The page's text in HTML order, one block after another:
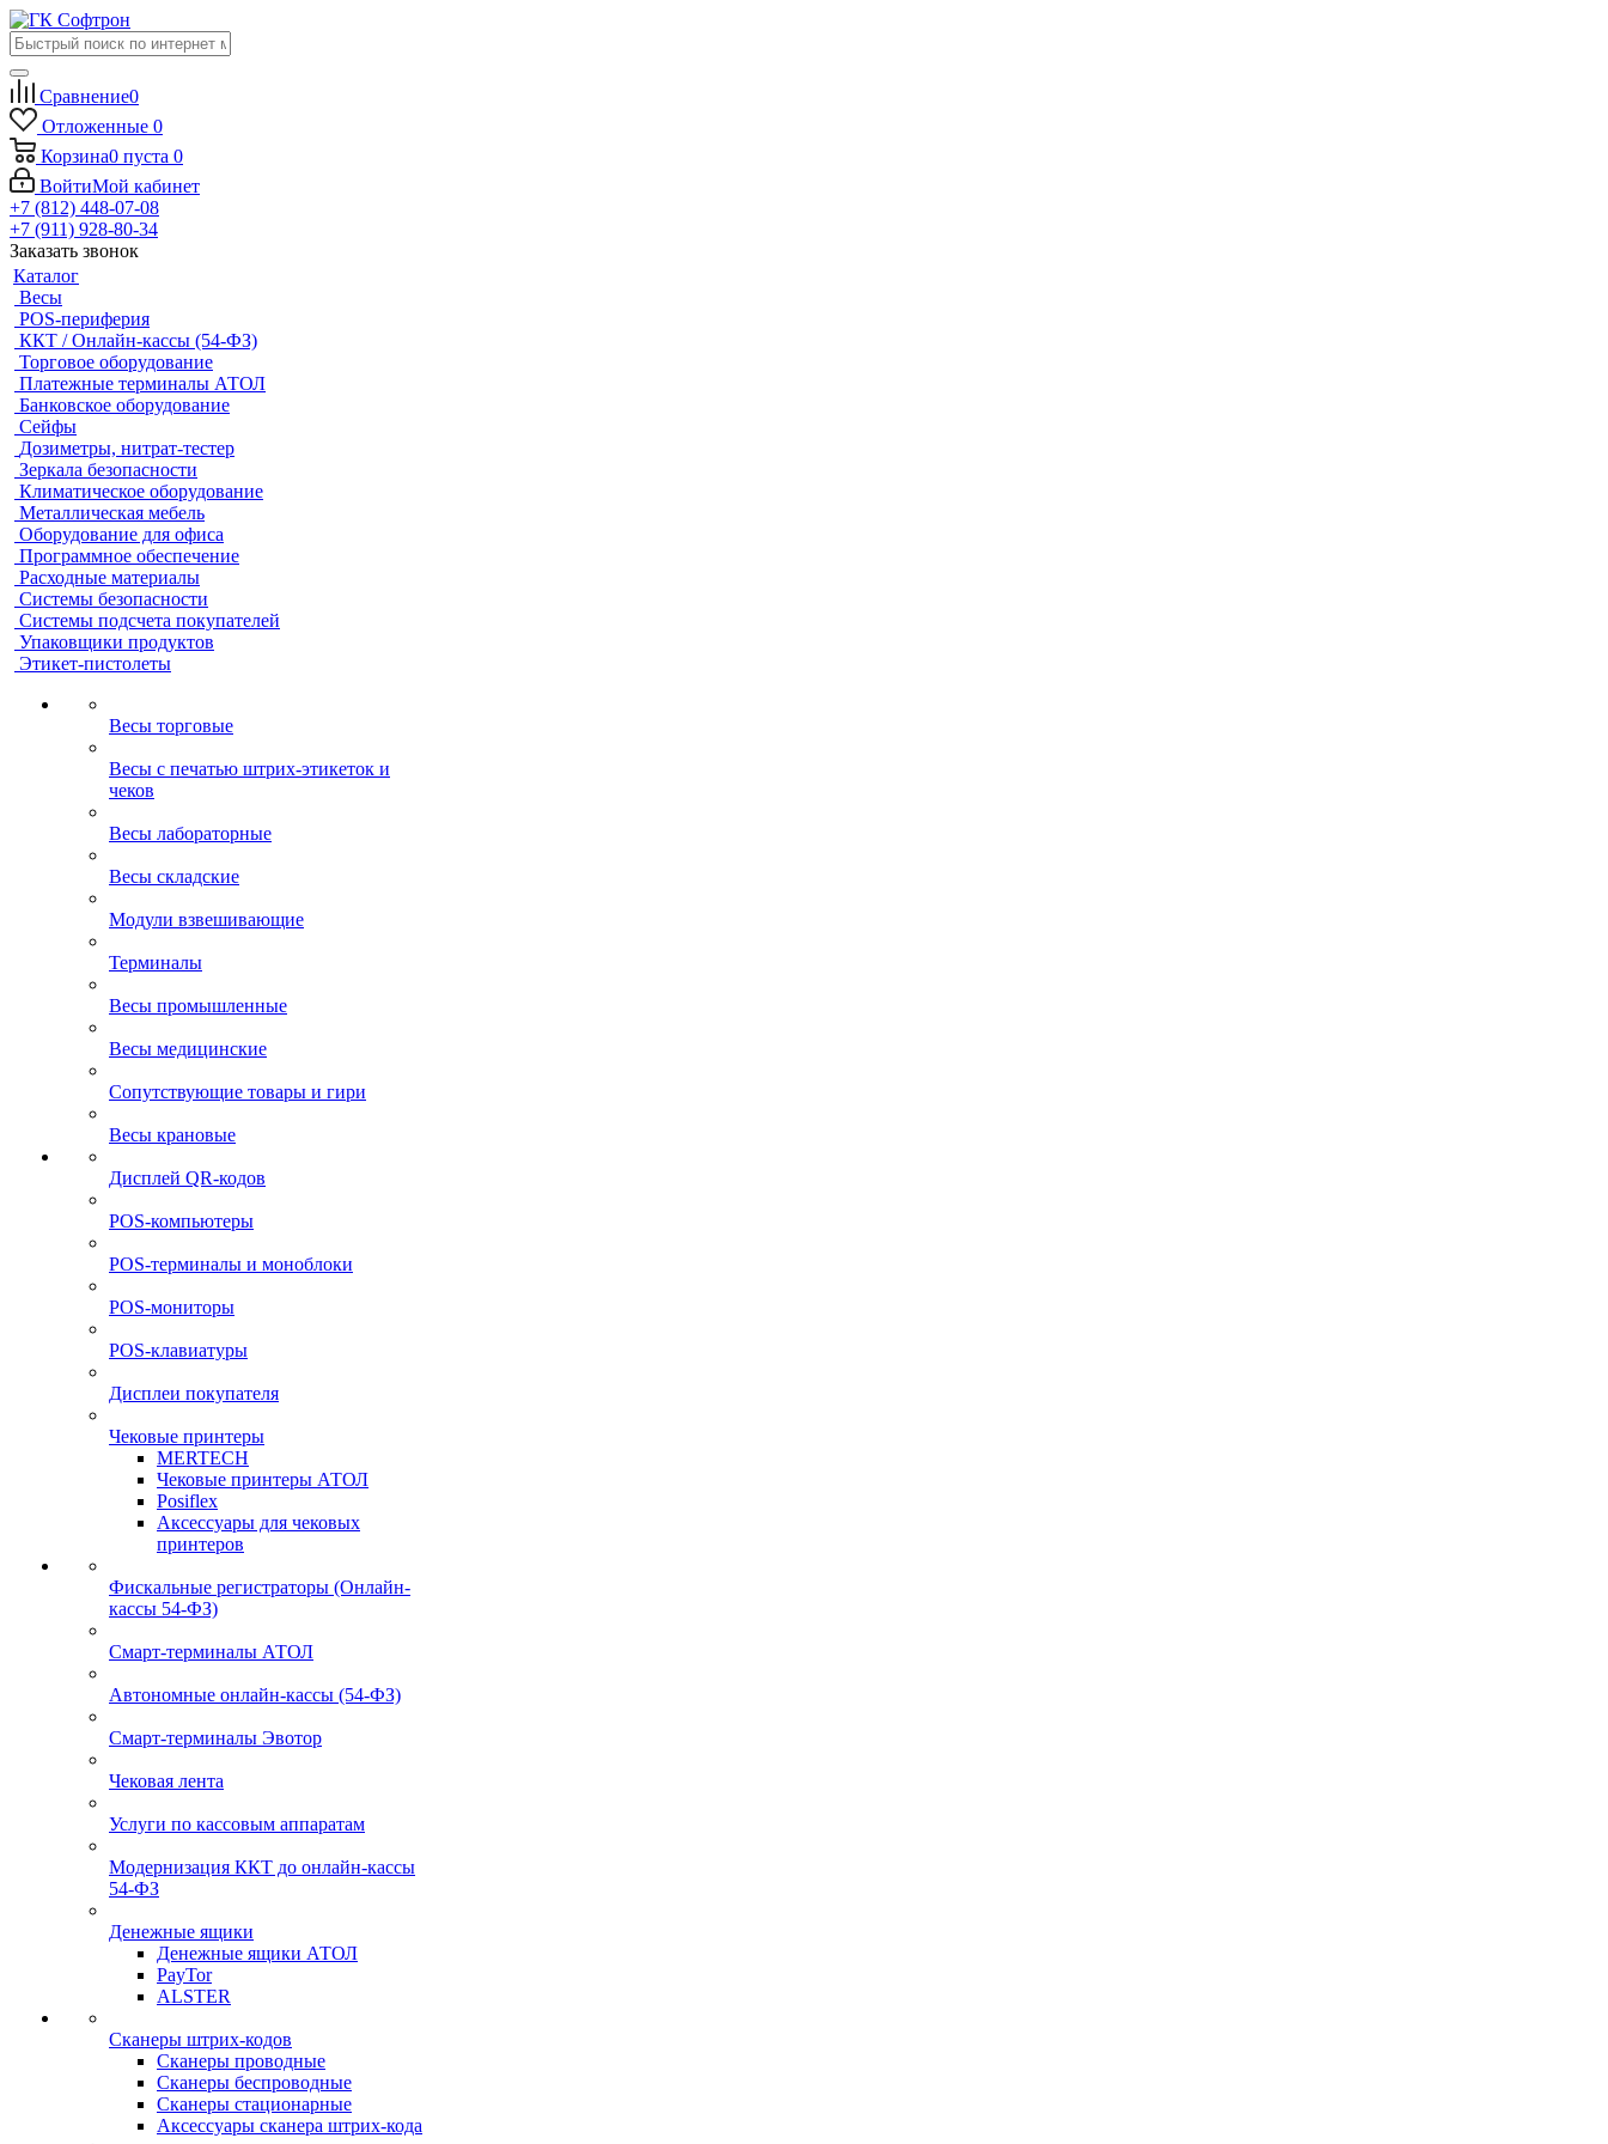
Сравнение0
Отложенные 0
Корзина0 пуста 0
ВойтиМой кабинет
+7 (812) 448-07-08
+7 (911) 928-80-34
Заказать звонок
Каталог
Весы
POS-периферия
ККТ / Онлайн-кассы (54-ФЗ)
Торговое оборудование
Платежные терминалы АТОЛ
Банковское оборудование
Сейфы
Дозиметры, нитрат-тестер
Зеркала безопасности
Климатическое оборудование
Металлическая мебель
Оборудование для офиса
Программное обеспечение
Расходные материалы
Системы безопасности
Системы подсчета покупателей
Упаковщики продуктов
Этикет-пистолеты
Весы торговые
Весы с печатью штрих-этикеток и
чеков
Весы лабораторные
Весы складские
Модули взвешивающие
Терминалы
Весы промышленные
Весы медицинские
Сопутствующие товары и гири
Весы крановые
Дисплей QR-кодов
POS-компьютеры
POS-терминалы и моноблоки
POS-мониторы
POS-клавиатуры
Дисплеи покупателя
Чековые принтеры
MERTECH
Чековые принтеры АТОЛ
Posiflex
Аксессуары для чековых
принтеров
Фискальные регистраторы (Онлайн-
кассы 54-ФЗ)
Смарт-терминалы АТОЛ
Автономные онлайн-кассы (54-ФЗ)
Смарт-терминалы Эвотор
Чековая лента
Услуги по кассовым аппаратам
Модернизация ККТ до онлайн-кассы
54-ФЗ
Денежные ящики
Денежные ящики АТОЛ
PayTor
ALSTER
Сканеры штрих-кодов
Сканеры проводные
Сканеры беспроводные
Сканеры стационарные
Аксессуары сканера штрих-кода